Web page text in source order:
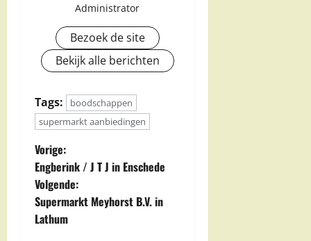
Administrator
Bezoek de site
Bekijk alle berichten
Tags:
boodschappen
supermarkt aanbiedingen
B
e
r
Vorige:
Engberink / J T J in Enschede
Volgende:
Supermarkt Meyhorst B.V. in
Lathum